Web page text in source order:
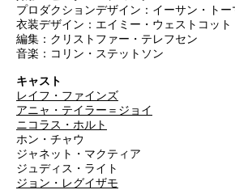
プロダクションデザイン：イーサン・トー
衣装デザイン：エイミー・ウェストコット
編集：クリストファー・テレフセン
音楽：コリン・ステットソン
キャスト
レイフ・ファインズ
アニャ・テイラー＝ジョイ
ニコラス・ホルト
ホン・チャウ
ジャネット・マクティア
ジュディス・ライト
ジョン・レグイザモ